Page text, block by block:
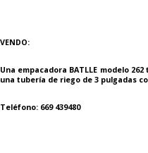
VENDO:
Una empacadora BATLLE modelo
una tubería de riego de 3 pulgadas
Teléfono: 669 439480